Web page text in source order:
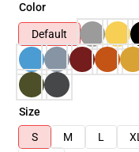
Color
Default
Size
S
M L XL